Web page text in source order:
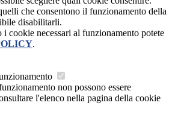
che consentono il funzionamento della
disabilitarli.
i cookie necessari al funzionamento potete
.
non possono essere
l'elenco nella pagina della cookie